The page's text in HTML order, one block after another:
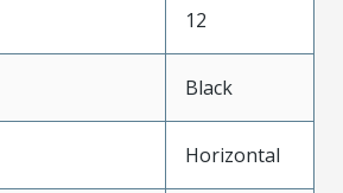
12
Black
Horizontal